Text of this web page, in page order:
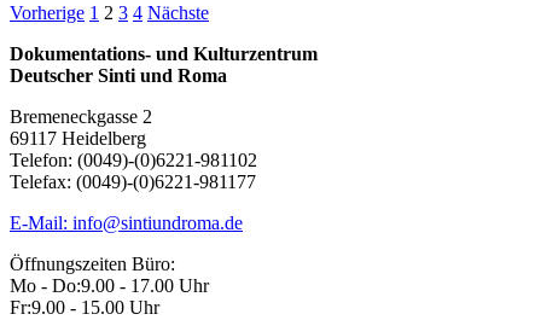
Seitennummerierung
der
Beiträge
Vorherige 1 2 3 4 Nächste
Dokumentations- und Kulturzentrum
Deutscher Sinti und Roma
Bremeneckgasse 2
69117 Heidelberg
Telefon: (0049)-(0)6221-981102
Telefax: (0049)-(0)6221-981177
E-Mail: info@sintiundroma.de
Öffnungszeiten Büro:
Mo - Do:9.00 - 17.00 Uhr
Fr:9.00 - 15.00 Uhr